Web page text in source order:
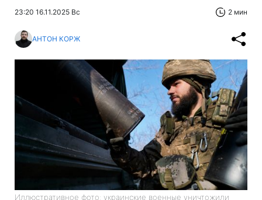
23:20 16.11.2025 Вс 2 мин
АНТОН КОРЖ
Иллюстративное фото: украинские военные уничтожили